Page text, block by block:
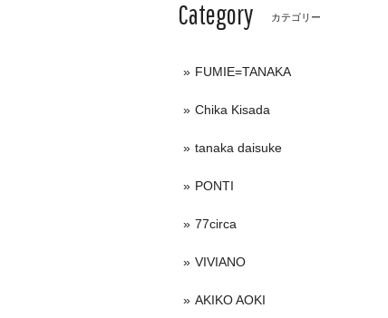
Category カテゴリー
FUMIE=TANAKA
Chika Kisada
tanaka daisuke
PONTI
77circa
VIVIANO
AKIKO AOKI